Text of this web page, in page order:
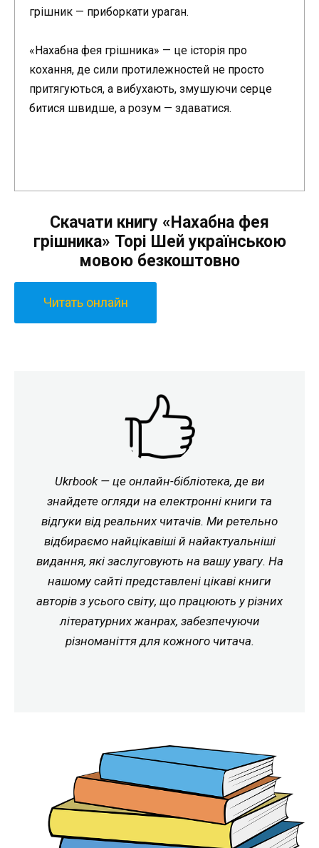
грішник — приборкати ураган.
«Нахабна фея грішника» — це історія про
кохання, де сили протилежностей не просто
притягуються, а вибухають, змушуючи серце
битися швидше, а розум — здаватися.
Скачати книгу «Нахабна фея
грішника» Торі Шей українською
мовою безкоштовно
Читать онлайн
Ukrbook — це онлайн-бібліотека, де ви
знайдете огляди на електронні книги та
відгуки від реальних читачів. Ми ретельно
відбираємо найцікавіші й найактуальніші
видання, які заслуговують на вашу увагу. На
нашому сайті представлені цікаві книги
авторів з усього світу, що працюють у різних
літературних жанрах, забезпечуючи
різноманіття для кожного читача.